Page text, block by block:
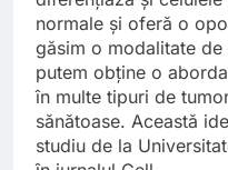
normale și oferă o
găsim o modalitate de
putem obține o
în multe tipuri de
sănătoase. Această
studiu de la